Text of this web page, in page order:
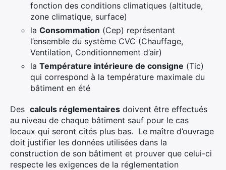
fonction des conditions climatiques (altitude,
zone climatique, surface)
la Consommation (Cep) représentant
l’ensemble du système CVC (Chauffage,
Ventilation, Conditionnement d’air)
la Température intérieure de consigne (Tic)
qui correspond à la température maximale du
bâtiment en été
Des calculs réglementaires doivent être effectués
au niveau de chaque bâtiment sauf pour le cas
locaux qui seront cités plus bas. Le maître d’ouvrage
doit justifier les données utilisées dans la
construction de son bâtiment et prouver que celui-ci
respecte les exigences de la réglementation